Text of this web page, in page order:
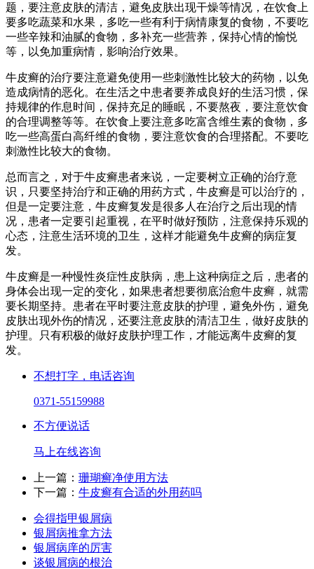
题，要注意皮肤的清洁，避免皮肤出现干燥等情况，在饮食上
要多吃蔬菜和水果，多吃一些有利于病情康复的食物，不要吃
一些辛辣和油腻的食物，多补充一些营养，保持心情的愉悦
等，以免加重病情，影响治疗效果。
牛皮癣的治疗要注意避免使用一些刺激性比较大的药物，以免
造成病情的恶化。在生活之中患者要养成良好的生活习惯，保
持规律的作息时间，保持充足的睡眠，不要熬夜，要注意饮食
的合理调整等等。在饮食上要注意多吃富含维生素的食物，多
吃一些高蛋白高纤维的食物，要注意饮食的合理搭配。不要吃
刺激性比较大的食物。
总而言之，对于牛皮癣患者来说，一定要树立正确的治疗意
识，只要坚持治疗和正确的用药方式，牛皮癣是可以治疗的，
但是一定要注意，牛皮癣复发是很多人在治疗之后出现的情
况，患者一定要引起重视，在平时做好预防，注意保持乐观的
心态，注意生活环境的卫生，这样才能避免牛皮癣的病症复
发。
牛皮癣是一种慢性炎症性皮肤病，患上这种病症之后，患者的
身体会出现一定的变化，如果患者想要彻底治愈牛皮癣，就需
要长期坚持。患者在平时要注意皮肤的护理，避免外伤，避免
皮肤出现外伤的情况，还要注意皮肤的清洁卫生，做好皮肤的
护理。只有积极的做好皮肤护理工作，才能远离牛皮癣的复
发。
不想打字，电话咨询
0371-55159988
不方便说话
马上在线咨询
上一篇： 珊瑚癣净使用方法
下一篇： 牛皮癣有合适的外用药吗
会得指甲银屑病
银屑病推拿方法
银屑病庠的厉害
谈银屑病的根治